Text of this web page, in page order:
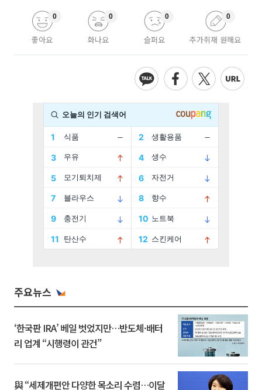
좋아요
0
화나요
0
슬퍼요
0
추가취재 원해요
0
주요뉴스
‘한국판 IRA’ 베일 벗었지만…반도체·배터
리 업계 “시행령이 관건”
與 “세제개편안 다양한 목소리 수렴…이달